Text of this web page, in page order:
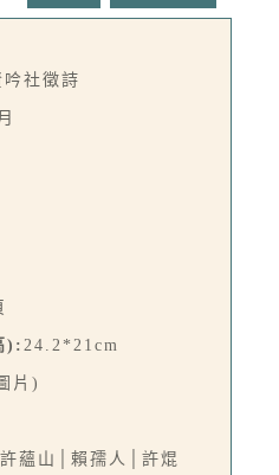
吟社徵詩
): 24.2*21cm
片)
蘊山│賴孺人│許焜